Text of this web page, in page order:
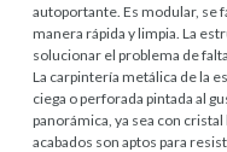
autoportante. Es modular, se
manera rápida y limpia. La
solucionar el problema de
La carpintería metálica de la
ciega o perforada pintada al
panorámica, ya sea con
acabados son aptos para